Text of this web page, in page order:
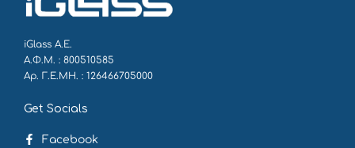
iGlass Α.Ε.
Α.Φ.Μ. : 800510585
Αρ. Γ.Ε.ΜΗ. : 126466705000
Get Socials
Facebook